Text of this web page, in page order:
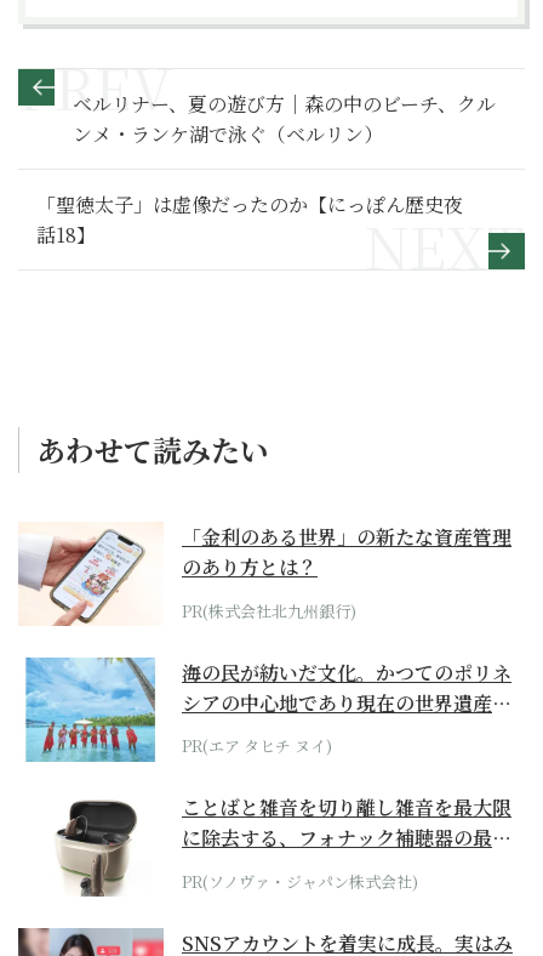
ベルリナー、夏の遊び方｜森の中のビーチ、クル
ンメ・ランケ湖で泳ぐ（ベルリン）
「聖徳太子」は虚像だったのか【にっぽん歴史夜
話18】
あわせて読みたい
「金利のある世界」の新たな資産管理
のあり方とは？
PR(株式会社北九州銀行)
海の民が紡いだ文化。かつてのポリネ
シアの中心地であり現在の世界遺産か
らみえてくる...
PR(エア タヒチ ヌイ)
ことばと雑音を切り離し雑音を最大限
に除去する、フォナック補聴器の最上
位モデル
PR(ソノヴァ・ジャパン株式会社)
SNSアカウントを着実に成長。実はみ